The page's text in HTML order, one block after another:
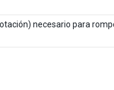
necesario para